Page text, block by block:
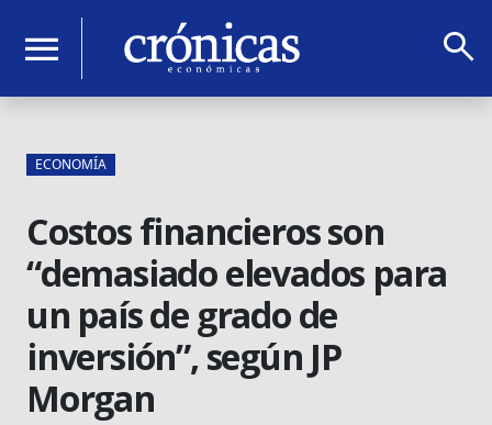
menu search
ECONOMÍA
Costos financieros son
“demasiado elevados para
un país de grado de
inversión”, según JP
Morgan